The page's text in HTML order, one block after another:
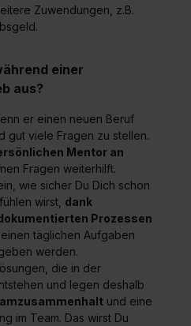
Inhalt erteilen. Willst du nur
zulassen, triff deine
Platzierung von Cookies
„Statistiken“ und „Social
in die USA (Art. 49 Abs. 1
verfügen über kein
(EuGH – Schrems
Einwilligung jederzeit mit
oder teilweise über unsere
dem Punkt „Datenschutz-
Informationen zu den
durch Klick auf „Details
Datenschutzerklärung
Zuwendungen, z.B.
einer
aus?
er einen neuen Beruf
gut viele Fragen zu stellen.
Mentor an
Fragen weiterhilft.
wie sicher Du Dich schon
wirst, dank
Prozessen
täglichen Aufgaben
werden.
die in der
und legen deshalb
und eine
im Team. Das wirst Du